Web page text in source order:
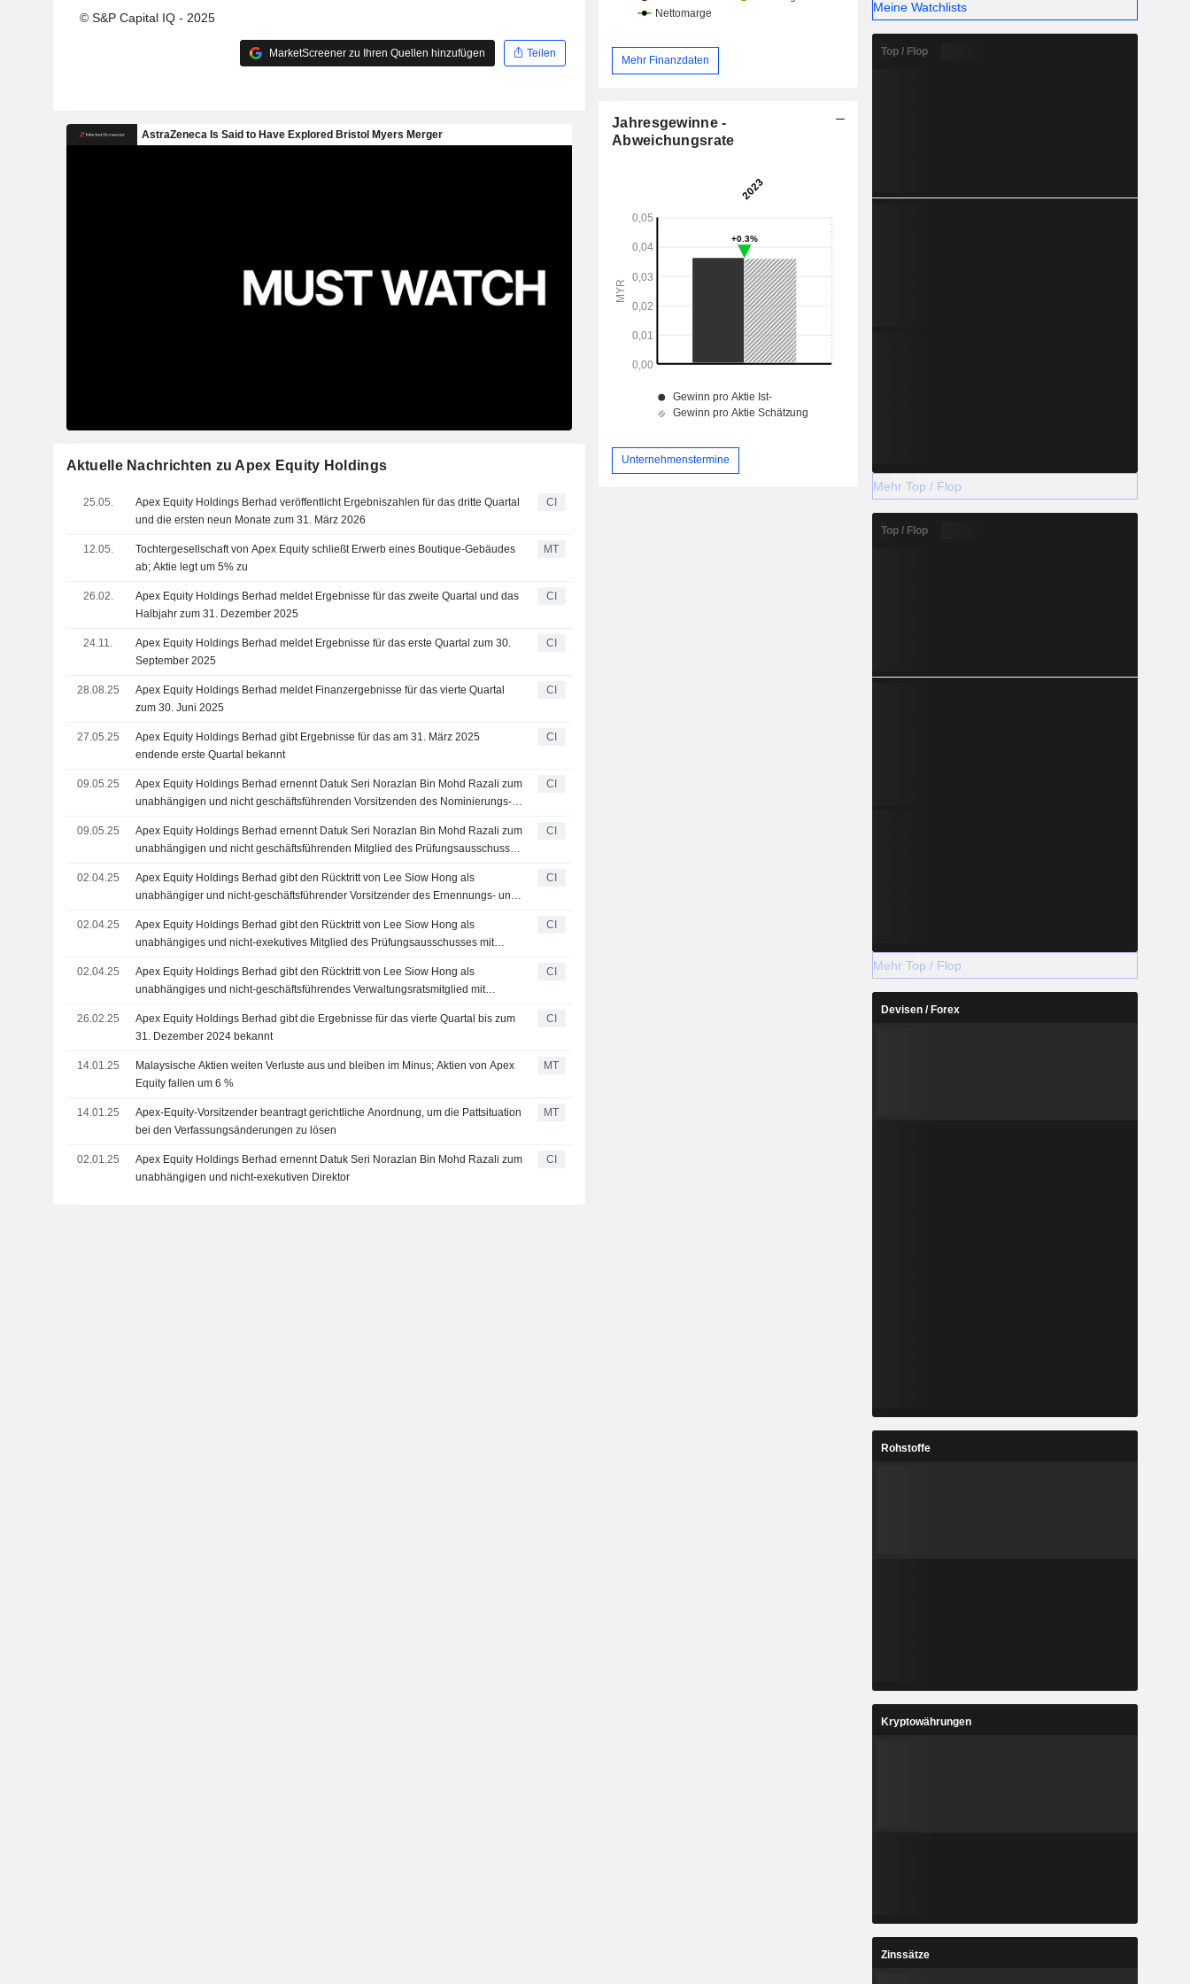
© S&P Capital IQ - 2025
MarketScreener zu Ihren Quellen hinzufügen Teilen
Aktuelle Nachrichten zu Apex Equity Holdings
25.05.
Apex Equity Holdings Berhad veröffentlicht Ergebniszahlen für das dritte Quartal
und die ersten neun Monate zum 31. März 2026
CI
12.05.
Tochtergesellschaft von Apex Equity schließt Erwerb eines Boutique-Gebäudes
ab; Aktie legt um 5% zu
MT
26.02.
Apex Equity Holdings Berhad meldet Ergebnisse für das zweite Quartal und das
Halbjahr zum 31. Dezember 2025
CI
24.11.
Apex Equity Holdings Berhad meldet Ergebnisse für das erste Quartal zum 30.
September 2025
CI
28.08.25
Apex Equity Holdings Berhad meldet Finanzergebnisse für das vierte Quartal
zum 30. Juni 2025
CI
27.05.25
Apex Equity Holdings Berhad gibt Ergebnisse für das am 31. März 2025
endende erste Quartal bekannt
CI
09.05.25
Apex Equity Holdings Berhad ernennt Datuk Seri Norazlan Bin Mohd Razali zum
unabhängigen und nicht geschäftsführenden Vorsitzenden des Nominierungs-
CI
09.05.25
Apex Equity Holdings Berhad ernennt Datuk Seri Norazlan Bin Mohd Razali zum
unabhängigen und nicht geschäftsführenden Mitglied des Prüfungsausschusses,
CI
02.04.25
Apex Equity Holdings Berhad gibt den Rücktritt von Lee Siow Hong als
unabhängiger und nicht-geschäftsführender Vorsitzender des Ernennungs- und
CI
02.04.25
Apex Equity Holdings Berhad gibt den Rücktritt von Lee Siow Hong als
unabhängiges und nicht-exekutives Mitglied des Prüfungsausschusses mit
CI
02.04.25
Apex Equity Holdings Berhad gibt den Rücktritt von Lee Siow Hong als
unabhängiges und nicht-geschäftsführendes Verwaltungsratsmitglied mit
CI
26.02.25
Apex Equity Holdings Berhad gibt die Ergebnisse für das vierte Quartal bis zum
31. Dezember 2024 bekannt
CI
14.01.25
Malaysische Aktien weiten Verluste aus und bleiben im Minus; Aktien von Apex
Equity fallen um 6 %
MT
14.01.25
Apex-Equity-Vorsitzender beantragt gerichtliche Anordnung, um die Pattsituation
bei den Verfassungsänderungen zu lösen
MT
02.01.25
Apex Equity Holdings Berhad ernennt Datuk Seri Norazlan Bin Mohd Razali zum
unabhängigen und nicht-exekutiven Direktor
CI
Mehr Finanzdaten
Jahresgewinne -
Abweichungsrate
Unternehmenstermine
Meine Watchlists
Top / Flop
Mehr Top / Flop
Top / Flop
Mehr Top / Flop
Devisen / Forex
Rohstoffe
Kryptowährungen
Zinssätze